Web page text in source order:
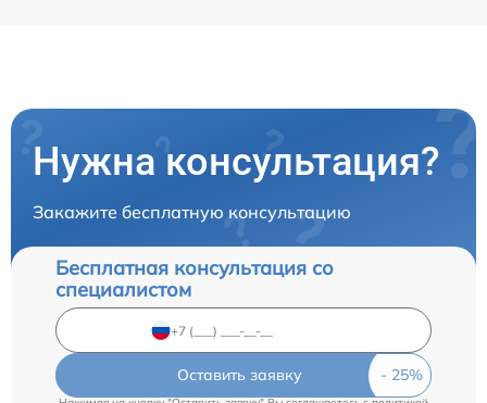
Нужна консультация?
Закажите бесплатную консультацию
Бесплатная консультация со
специалистом
Оставить заявку